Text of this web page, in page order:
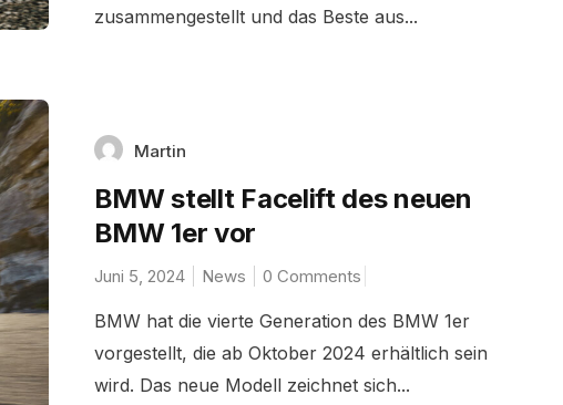
zusammengestellt und das Beste aus...
Martin
BMW stellt Facelift des neuen
BMW 1er vor
Juni 5, 2024 News 0 Comments
BMW hat die vierte Generation des BMW 1er
vorgestellt, die ab Oktober 2024 erhältlich sein
wird. Das neue Modell zeichnet sich...